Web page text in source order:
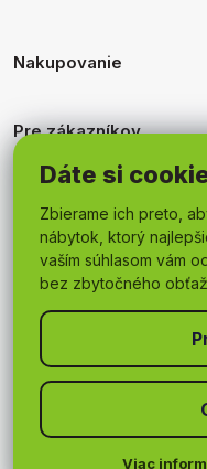
Dáte si
Zbierame ich preto,
nábytok, ktorý
vaším súhlasom vám
bez zbytočného
Viac
Nakupovanie
Pre zákazníkov
Upraviť